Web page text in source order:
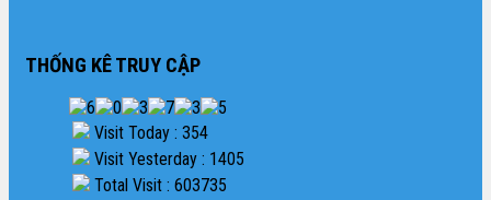
THỐNG KÊ TRUY CẬP
Visit Today : 354
Visit Yesterday : 1405
Total Visit : 603735